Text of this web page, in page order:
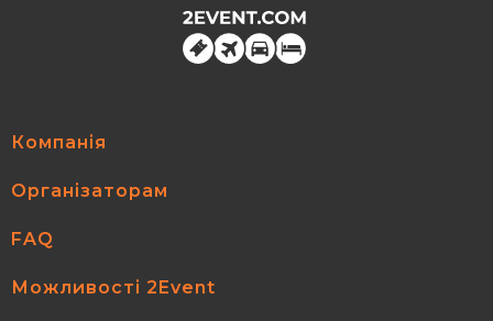
Компанія
Організаторам
FAQ
Можливості 2Event